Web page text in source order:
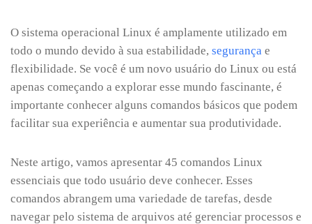
O sistema operacional Linux é amplamente utilizado em
todo o mundo devido à sua estabilidade, segurança e
flexibilidade. Se você é um novo usuário do Linux ou está
apenas começando a explorar esse mundo fascinante, é
importante conhecer alguns comandos básicos que podem
facilitar sua experiência e aumentar sua produtividade.
Neste artigo, vamos apresentar 45 comandos Linux
essenciais que todo usuário deve conhecer. Esses
comandos abrangem uma variedade de tarefas, desde
navegar pelo sistema de arquivos até gerenciar processos e